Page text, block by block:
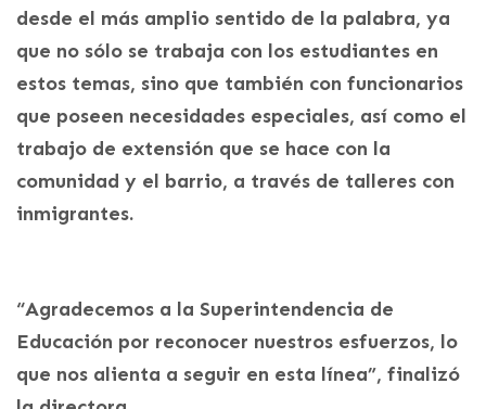
desde el más amplio sentido de la palabra, ya
que no sólo se trabaja con los estudiantes en
estos temas, sino que también con funcionarios
que poseen necesidades especiales, así como el
trabajo de extensión que se hace con la
comunidad y el barrio, a través de talleres con
inmigrantes.
“Agradecemos a la Superintendencia de
Educación por reconocer nuestros esfuerzos, lo
que nos alienta a seguir en esta línea”, finalizó